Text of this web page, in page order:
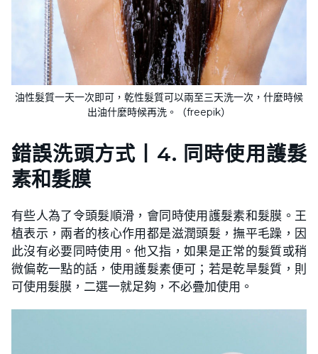
油性髮質一天一次即可，乾性髮質可以兩至三天洗一次，什麼時候
出油什麼時候再洗。（freepik）
錯誤洗頭方式
4. 同時使用護髮
素和髮膜
有些人為了令頭髮順滑，會同時使用護髮素和髮膜。王
植表示，兩者的核心作用都是滋潤頭髮，撫平毛躁，因
此沒有必要同時使用。他又指，如果是正常的髮質或稍
微偏乾一點的話，使用護髮素便可；若是乾旱髮質，則
可使用髮膜，二選一就足夠，不必疊加使用。